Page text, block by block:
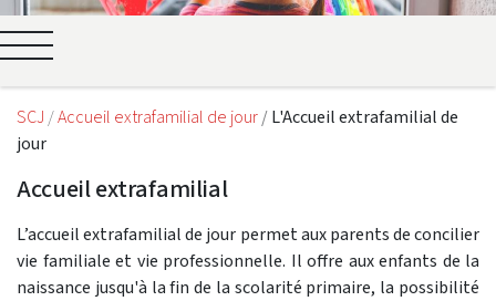
SCJ Accueil extrafamilial de jour
L'Accueil extrafamilial de
jour
Accueil extrafamilial
L’accueil extrafamilial de jour permet aux parents de concilier
vie familiale et vie professionnelle. Il offre aux enfants de la
naissance jusqu'à la fin de la scolarité primaire, la possibilité